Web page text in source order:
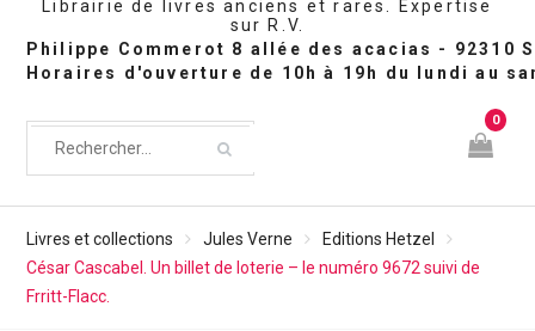
Librairie de livres anciens et rares. Expertise
sur R.V.
0
Livres et collections Jules Verne
Editions Hetzel
César Cascabel. Un billet de loterie – le numéro 9672 suivi de
Frritt-Flacc.